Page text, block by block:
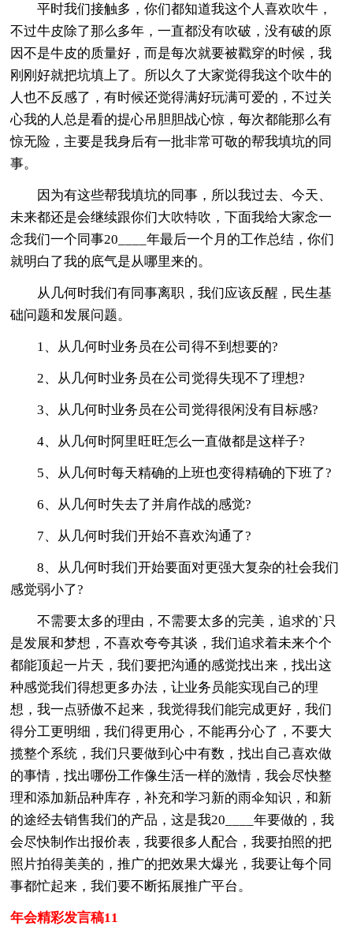
平时我们接触多，你们都知道我这个人喜欢吹牛，
不过牛皮除了那么多年，一直都没有吹破，没有破的原
因不是牛皮的质量好，而是每次就要被戳穿的时候，我
刚刚好就把坑填上了。所以久了大家觉得我这个吹牛的
人也不反感了，有时候还觉得满好玩满可爱的，不过关
心我的人总是看的提心吊胆胆战心惊，每次都能那么有
惊无险，主要是我身后有一批非常可敬的帮我填坑的同
事。
因为有这些帮我填坑的同事，所以我过去、今天、
未来都还是会继续跟你们大吹特吹，下面我给大家念一
念我们一个同事20____年最后一个月的工作总结，你们
就明白了我的底气是从哪里来的。
从几何时我们有同事离职，我们应该反醒，民生基
础问题和发展问题。
1、从几何时业务员在公司得不到想要的?
2、从几何时业务员在公司觉得失现不了理想?
3、从几何时业务员在公司觉得很闲没有目标感?
4、从几何时阿里旺旺怎么一直做都是这样子?
5、从几何时每天精确的上班也变得精确的下班了?
6、从几何时失去了并肩作战的感觉?
7、从几何时我们开始不喜欢沟通了?
8、从几何时我们开始要面对更强大复杂的社会我们
感觉弱小了?
不需要太多的理由，不需要太多的完美，追求的`只
是发展和梦想，不喜欢夸夸其谈，我们追求着未来个个
都能顶起一片天，我们要把沟通的感觉找出来，找出这
种感觉我们得想更多办法，让业务员能实现自己的理
想，我一点骄傲不起来，我觉得我们能完成更好，我们
得分工更明细，我们得更用心，不能再分心了，不要大
揽整个系统，我们只要做到心中有数，找出自己喜欢做
的事情，找出哪份工作像生活一样的激情，我会尽快整
理和添加新品种库存，补充和学习新的雨伞知识，和新
的途经去销售我们的产品，这是我20____年要做的，我
会尽快制作出报价表，我要很多人配合，我要拍照的把
照片拍得美美的，推广的把效果大爆光，我要让每个同
事都忙起来，我们要不断拓展推广平台。
年会精彩发言稿11